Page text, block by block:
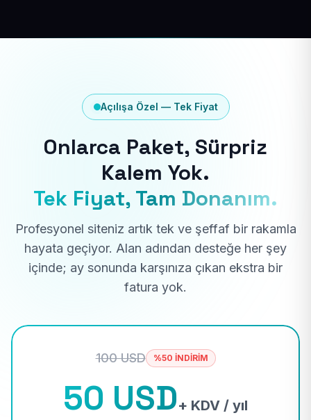
Açılışa Özel — Tek Fiyat
Onlarca Paket, Sürpriz
Kalem Yok.
Tek Fiyat, Tam Donanım.
Profesyonel siteniz artık tek ve şeffaf bir rakamla
hayata geçiyor. Alan adından desteğe her şey
içinde; ay sonunda karşınıza çıkan ekstra bir
fatura yok.
100 USD %50 İNDİRİM
50 USD+ KDV / yıl